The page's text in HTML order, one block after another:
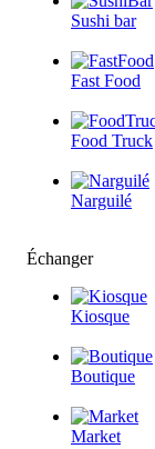
Sushi bar
Fast Food
Food Truck
Narguilé
Échanger
Kiosque
Boutique
Market